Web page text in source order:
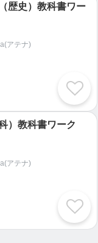
歴史）教科書ワー
アテナ)
）教科書ワーク
アテナ)